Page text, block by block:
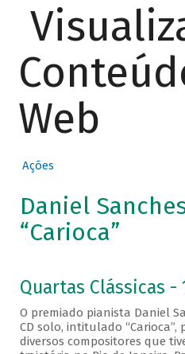
Web
Ações
Daniel
“Carioca”
Quartas Clássicas -
O premiado pianista Daniel
CD solo, intitulado
diversos compositores que